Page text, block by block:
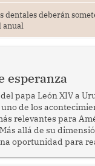
dentales deberán
anual
esperanza
papa León XIV a
de los
relevantes para
allá de su
oportunidad para